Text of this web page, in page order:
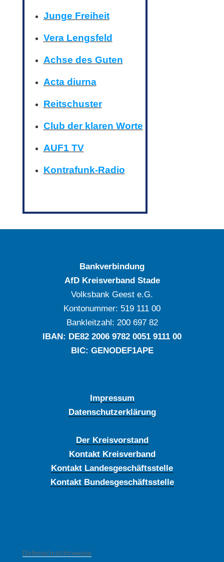
Junge Freiheit
Vera Lengsfeld
Achse des Guten
Acta diurna
Reitschuster
Club der klaren Worte
AUF1 TV
Kontrafunk-Radio
Bankverbindung
AfD Kreisverband Stade
Volksbank Geest e.G.
Kontonummer: ‍519 111 00
Bankleitzahl: ‍200 697 82
IBAN: DE‍82 ‍2006 ‍9782 ‍0051 ‍9111 ‍00
BIC: GENODEF1APE
Impressum
Datenschutzerklärung
Der Kreisvorstand
Kontakt Kreisverband
Kontakt Landesgeschäftsstelle
Kontakt Bundesgeschäftsstelle
Datenschutzhinweise